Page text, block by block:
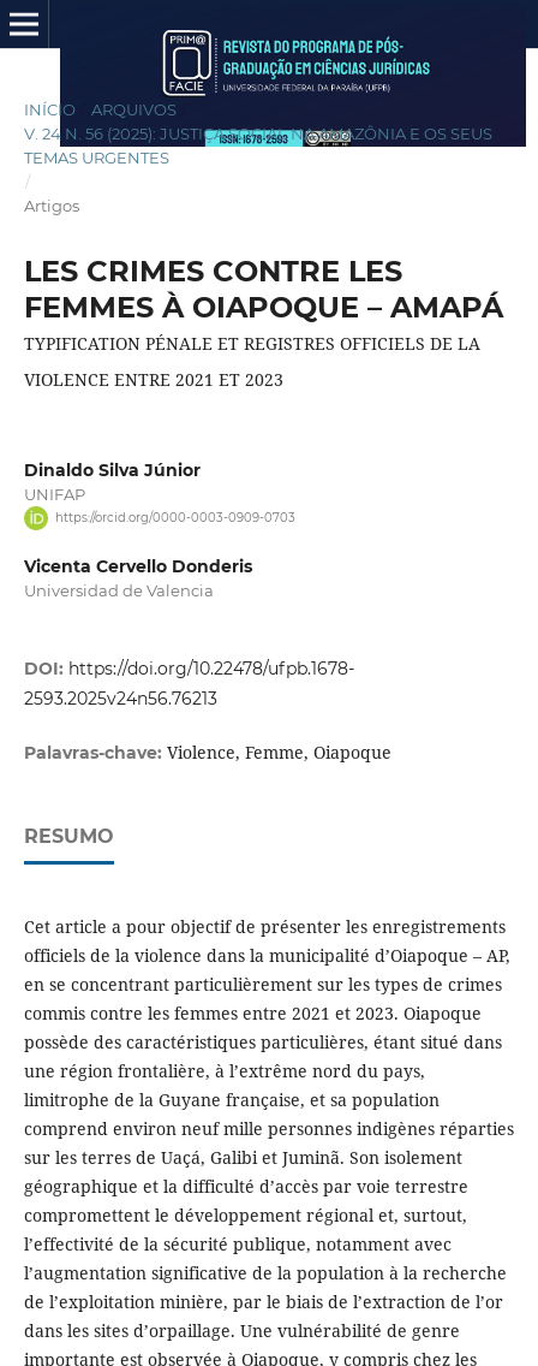
INÍCIO ARQUIVOS
V. 24 N. 56 (2025): JUSTIÇA SOCIAL NA AMAZÔNIA E OS SEUS
TEMAS URGENTES
/
Artigos
LES CRIMES CONTRE LES
FEMMES À OIAPOQUE – AMAPÁ
TYPIFICATION PÉNALE ET REGISTRES OFFICIELS DE LA
VIOLENCE ENTRE 2021 ET 2023
Dinaldo Silva Júnior
UNIFAP
https://orcid.org/0000-0003-0909-0703
Vicenta Cervello Donderis
Universidad de Valencia
DOI: https://doi.org/10.22478/ufpb.1678-
2593.2025v24n56.76213
Palavras-chave: Violence, Femme, Oiapoque
RESUMO
Cet article a pour objectif de présenter les enregistrements
officiels de la violence dans la municipalité d’Oiapoque – AP,
en se concentrant particulièrement sur les types de crimes
commis contre les femmes entre 2021 et 2023. Oiapoque
possède des caractéristiques particulières, étant situé dans
une région frontalière, à l’extrême nord du pays,
limitrophe de la Guyane française, et sa population
comprend environ neuf mille personnes indigènes réparties
sur les terres de Uaçá, Galibi et Juminã. Son isolement
géographique et la difficulté d’accès par voie terrestre
compromettent le développement régional et, surtout,
l’effectivité de la sécurité publique, notamment avec
l’augmentation significative de la population à la recherche
de l’exploitation minière, par le biais de l’extraction de l’or
dans les sites d’orpaillage. Une vulnérabilité de genre
importante est observée à Oiapoque, y compris chez les